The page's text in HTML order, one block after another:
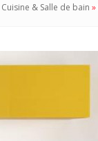
Cuisine & Salle de bain »